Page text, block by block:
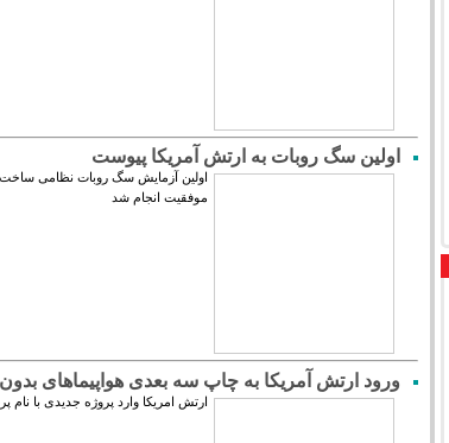
اولین سگ روبات به ارتش آمریکا پیوست
اولین آزمایش سگ روبات نظامی ساخت
موفقیت انجام شد
ورود ارتش آمریکا به چاپ سه بعدی هواپیماهای
ارتش امریکا وارد پروژه جدیدی با